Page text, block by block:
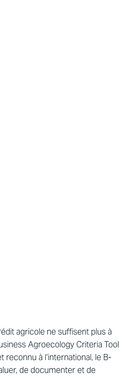
agricole ne suffisent plus à
Agroecology Criteria Tool
à l’international, le B-
de documenter et de